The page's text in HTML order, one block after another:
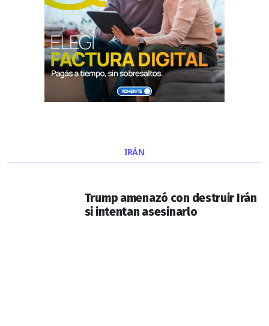
IRÁN
Trump amenazó con destruir Irán
si intentan asesinarlo